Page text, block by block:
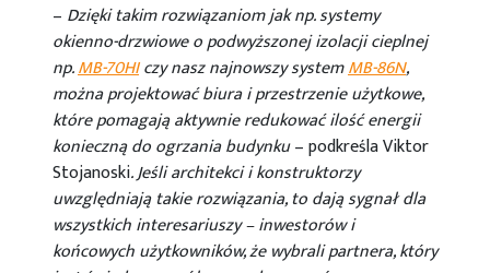
– Dzięki takim rozwiązaniom jak np. systemy
okienno-drzwiowe o podwyższonej izolacji cieplnej
np.MB-70HIczy nasz najnowszy systemMB-86N,
można projektować biura i przestrzenie użytkowe,
które pomagają aktywnie redukować ilość energii
konieczną do ogrzania budynku– podkreśla Viktor
Stojanoski. Jeśli architekci i konstruktorzy
uwzględniają takie rozwiązania, to dają sygnał dla
wszystkich interesariuszy – inwestorów i
końcowych użytkowników, że wybrali partnera, który